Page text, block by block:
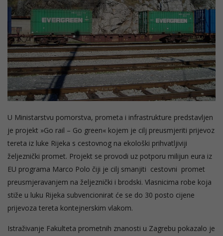
U Ministarstvu pomorstva, prometa i infrastrukture predstavljen
je projekt »Go rail – Go green« kojem je cilj preusmjeriti prijevoz
tereta iz luke Rijeka s cestovnog na ekološki prihvatljiviji
željeznički promet. Projekt se provodi uz potporu milijun eura iz
EU programa Marco Polo čiji je cilj smanjiti cestovni promet
preusmjeravanjem na željeznički i brodski. Vlasnicima robe koja
stiže u luku Rijeka subvencionirat će se do 30 posto cijene
prijevoza tereta kontejnerskim vlakom.
Istraživanje Fakulteta prometnih znanosti u Zagrebu pokazalo je